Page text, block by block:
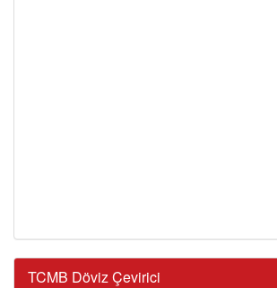
TCMB Döviz Çevirici